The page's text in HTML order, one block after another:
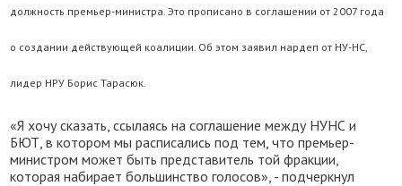
должность премьер-министра. Это прописано в соглашении от 2007 года
о создании действующей коалиции. Об этом заявил нардеп от НУ-НС,
лидер НРУ Борис Тарасюк.
«Я хочу сказать, ссылаясь на соглашение между НУНС и
БЮТ, в котором мы расписались под тем, что премьер-
министром может быть представитель той фракции,
которая набирает большинство голосов», - подчеркнул